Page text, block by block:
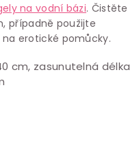
na vodní bázi. Čistěte
případně použijte
na erotické pomůcky.
cm, zasunutelná délka